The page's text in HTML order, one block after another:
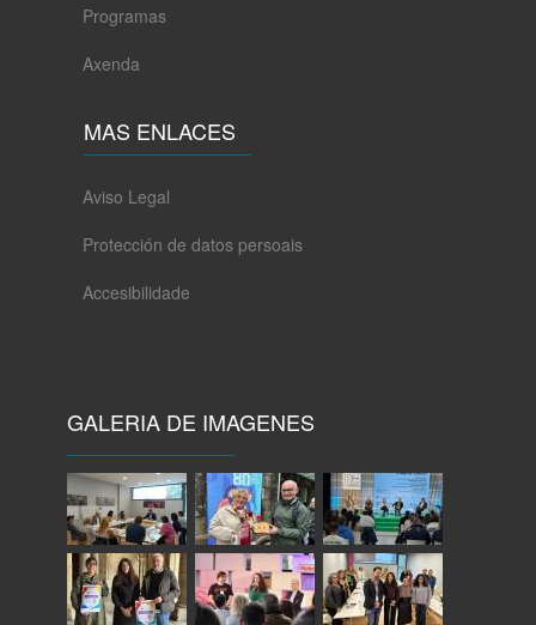
Programas
Axenda
MAS ENLACES
Aviso Legal
Protección de datos persoais
Accesibilidade
GALERIA DE IMAGENES